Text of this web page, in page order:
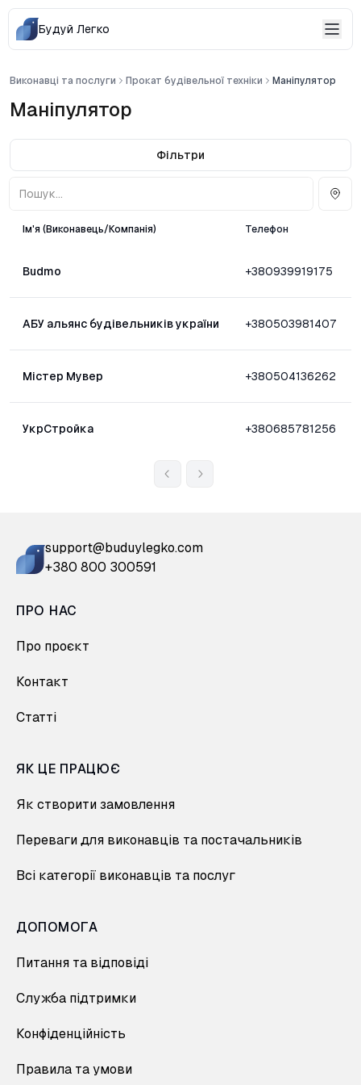
Будуй Легко
Виконавці та послуги Прокат будівельної техніки Маніпулятор
Маніпулятор
Фільтри
Ім'я (Виконавець/Компанія) Телефон
Budmo +380939919175
АБУ альянс будівельників україни +380503981407
Містер Мувер +380504136262
УкрСтройка +380685781256
support@buduylegko.com
+380 800 300591
ПРО НАС
Про проєкт
Контакт
Статті
ЯК ЦЕ ПРАЦЮЄ
Як створити замовлення
Переваги для виконавців та постачальників
Всі категорії виконавців та послуг
ДОПОМОГА
Питання та відповіді
Служба підтримки
Конфіденційність
Правила та умови